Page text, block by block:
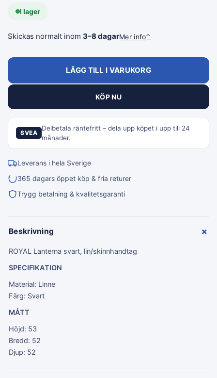
I lager
Skickas normalt inom 3–8 dagarMer info⌃
LÄGG TILL I VARUKORG
KÖP NU
SVEA
Delbetala räntefritt – dela upp köpet i upp till 24
månader.
Leverans i hela Sverige
365 dagars öppet köp & fria returer
Trygg betalning & kvalitetsgaranti
Beskrivning +
ROYAL Lanterna svart, lin/skinnhandtag
SPECIFIKATION
Material: Linne
Färg: Svart
MÅTT
Höjd: 53
Bredd: 52
Djup: 52